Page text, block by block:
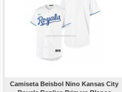
Camiseta Beisbol Nino Kansas City